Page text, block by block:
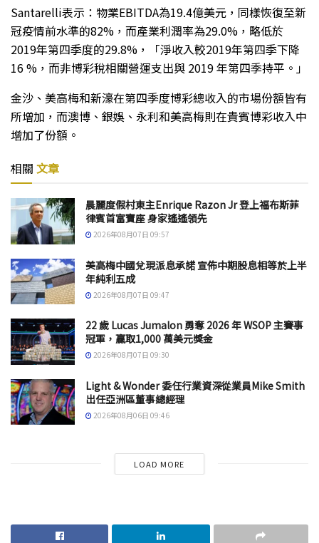
Santarelli表示：物業EBITDA為19.4億美元，同樣恢復至新
冠疫情前水準的82%，而產業利潤率為29.0%，略低於
2019年第四季度的29.8%，「淨收入較2019年第四季下降
16 %，而非博彩稅相關營運支出與 2019 年第四季持平。」
金沙、美高梅和新濠在第四季度博彩總收入的市場份額皆有
所增加，而澳博、銀娛、永利和美高梅則在貴賓博彩收入中
增加了份額。
相關 文章
晨麗度假村東主Enrique Razon Jr 登上福布斯菲
律賓首富寶座 身家遙遙領先
2026年08月07日 09:57
美高梅中國兌現派息承諾 宣佈中期股息相等於上半
年純利五成
2026年08月07日 09:47
22 歲 Lucas Jumalon 勇奪 2026 年 WSOP 主賽事
冠軍，贏取1,000 萬美元獎金
2026年08月07日 09:30
Light & Wonder 委任行業資深從業員Mike Smith
出任亞洲區董事總經理
2026年08月06日 09:46
LOAD MORE